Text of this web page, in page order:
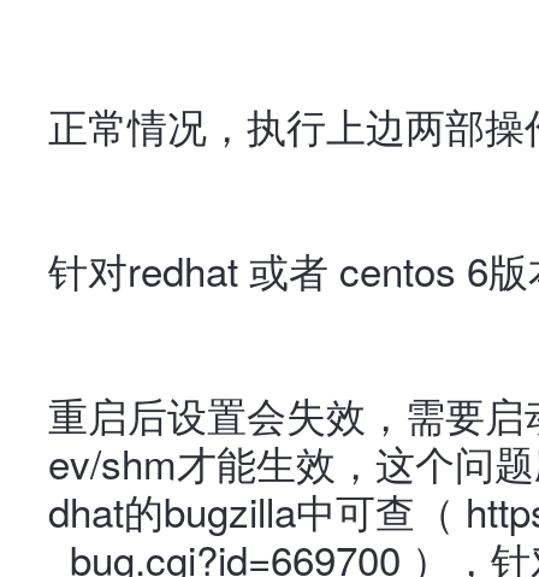
正常情况，执行上边两部
针对redhat 或者 centos 6
重启后设置会失效，需要
ev/shm才能生效，这个问
dhat的bugzilla中可查（
_bug.cgi?id=669700 ），